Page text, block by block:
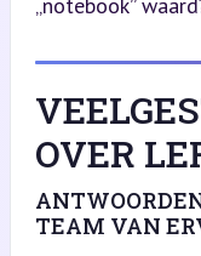
OVER
TEAM VAN